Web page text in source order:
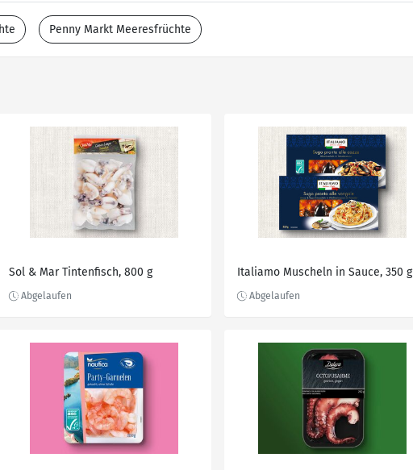
Penny Markt Meeresfrüchte
Sol & Mar Tintenfisch, 800 g Italiamo Muscheln in Sauce, 350 g